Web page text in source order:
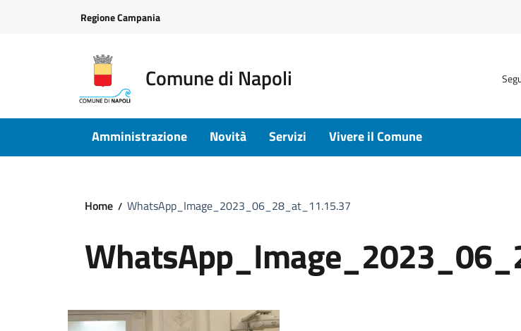
Regione Campania
Comune di Napoli
Amministrazione Novità Servizi Vivere il Comune
Home WhatsApp_Image_2023_06_28_at_11.15.37